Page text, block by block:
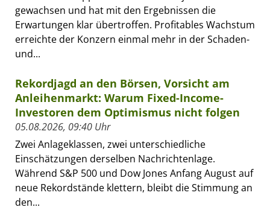
gewachsen und hat mit den Ergebnissen die
Erwartungen klar übertroffen. Profitables Wachstum
erreichte der Konzern einmal mehr in der Schaden-
und...
Rekordjagd an den Börsen, Vorsicht am
Anleihenmarkt: Warum Fixed-Income-
Investoren dem Optimismus nicht folgen
05.08.2026, 09:40 Uhr
Zwei Anlageklassen, zwei unterschiedliche
Einschätzungen derselben Nachrichtenlage.
Während S&P 500 und Dow Jones Anfang August auf
neue Rekordstände klettern, bleibt die Stimmung an
den...